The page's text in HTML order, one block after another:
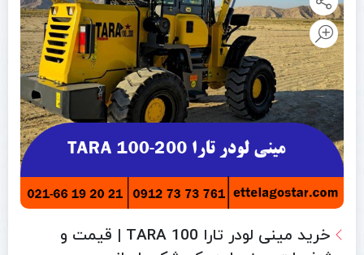
خرید مینی لودر تارا TARA 100 | قیمت و